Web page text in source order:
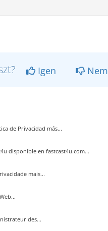
Igen Nem
de Privacidad más...
disponible en fastcast4u.com...
mais...
des...